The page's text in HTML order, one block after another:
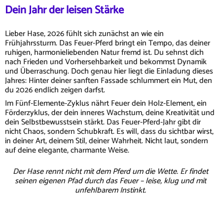
Dein Jahr der leisen Stärke
Lieber Hase, 2026 fühlt sich zunächst an wie ein
Frühjahrssturm. Das Feuer-Pferd bringt ein Tempo, das deiner
ruhigen, harmonieliebenden Natur fremd ist. Du sehnst dich
nach Frieden und Vorhersehbarkeit und bekommst Dynamik
und Überraschung. Doch genau hier liegt die Einladung dieses
Jahres: Hinter deiner sanften Fassade schlummert ein Mut, den
du 2026 endlich zeigen darfst.
Im Fünf-Elemente-Zyklus nährt Feuer dein Holz-Element, ein
Förderzyklus, der dein inneres Wachstum, deine Kreativität und
dein Selbstbewusstsein stärkt. Das Feuer-Pferd-Jahr gibt dir
nicht Chaos, sondern Schubkraft. Es will, dass du sichtbar wirst,
in deiner Art, deinem Stil, deiner Wahrheit. Nicht laut, sondern
auf deine elegante, charmante Weise.
Der Hase rennt nicht mit dem Pferd um die Wette. Er findet
seinen eigenen Pfad durch das Feuer – leise, klug und mit
unfehlbarem Instinkt.